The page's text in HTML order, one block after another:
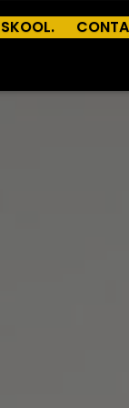
SKOOL.